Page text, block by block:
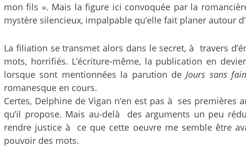
mon fils ». Mais la figure ici convoquée par la
mystère silencieux, impalpable qu’elle fait planer autour
La filiation se transmet alors dans le secret, à travers
mots, horrifiés. L’écriture-même, la publication en
lorsque sont mentionnées la parution deJours sans
romanesque en cours.
Certes, Delphine de Vigan n’en est pas à ses
qu’il propose. Mais au-delà des arguments un peu
rendre justice à ce que cette oeuvre me semble être
pouvoir des mots.